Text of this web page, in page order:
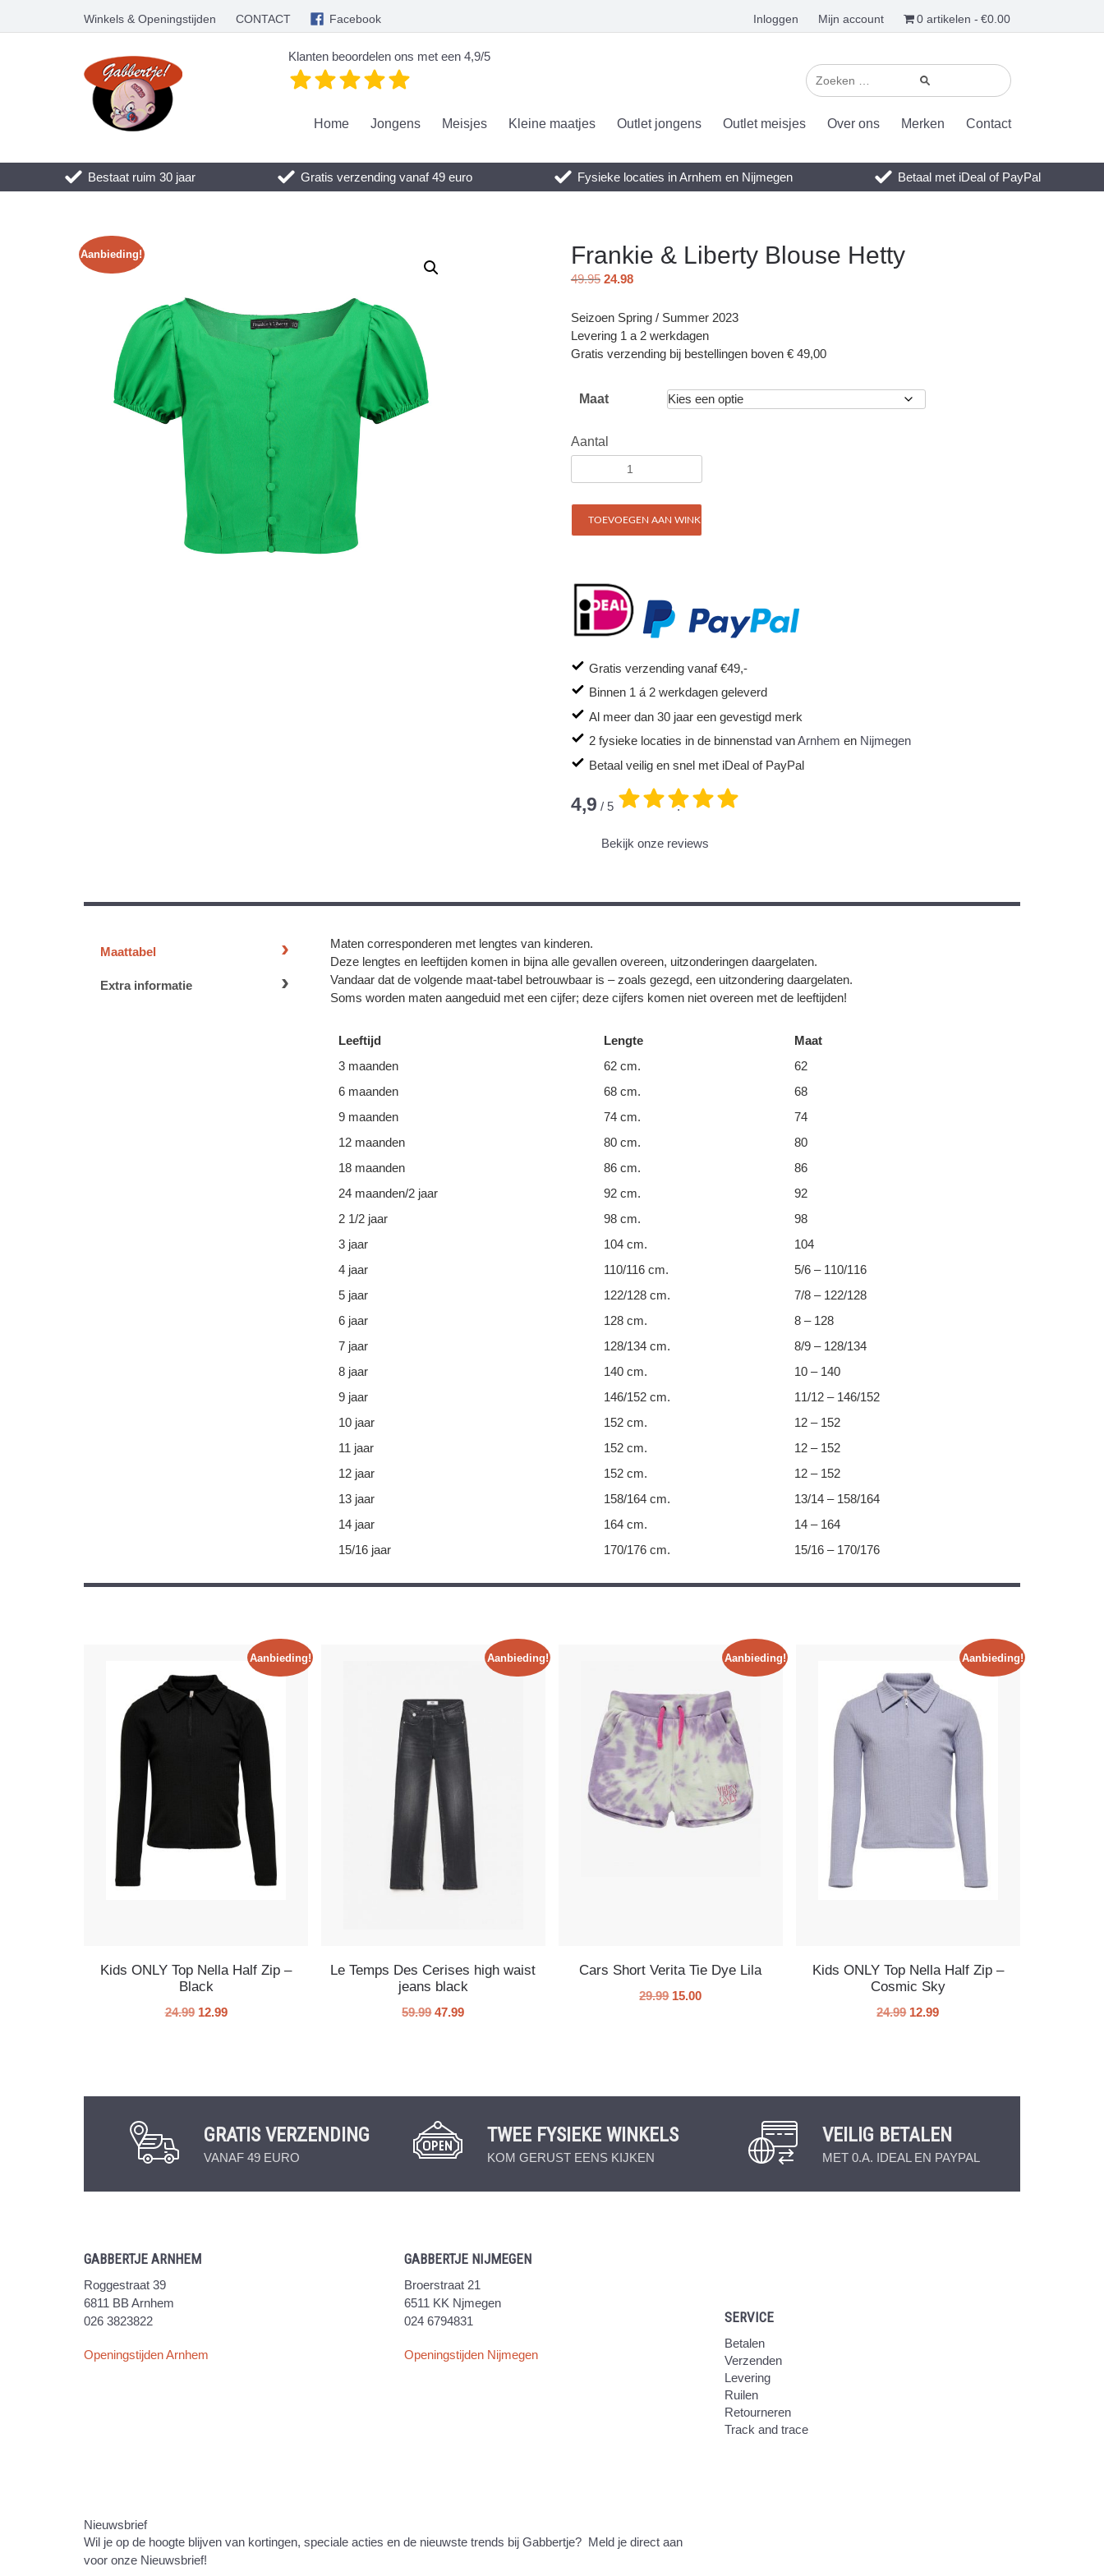
Winkels & Openingstijden CONTACT Facebook Inloggen Mijn account 0 artikelen €0.00
Klanten beoordelen ons met een 4,9/5
Home Jongens Meisjes Kleine maatjes Outlet jongens Outlet meisjes Over ons Merken Contact
Bestaat ruim 30 jaar Gratis verzending vanaf 49 euro Fysieke locaties in Arnhem en Nijmegen Betaal met iDeal of PayPal
Aanbieding! Frankie & Liberty Blouse Hetty
49.95 24.98
Seizoen Spring / Summer 2023
Levering 1 a 2 werkdagen
Gratis verzending bij bestellingen boven € 49,00
Maat
Aantal
TOEVOEGEN AAN WINKELWAGEN
Gratis verzending vanaf €49,-
Binnen 1 á 2 werkdagen geleverd
Al meer dan 30 jaar een gevestigd merk
2 fysieke locaties in de binnenstad vanArnhem en Nijmegen
Betaal veilig en snel met iDeal of PayPal
4,9 / 5 .
Bekijk onze reviews
Maattabel
Extra informatie
Maten corresponderen met lengtes van kinderen.
Deze lengtes en leeftijden komen in bijna alle gevallen overeen, uitzonderingen daargelaten.
Vandaar dat de volgende maat-tabel betrouwbaar is – zoals gezegd, een uitzondering daargelaten.
Soms worden maten aangeduid met een cijfer; deze cijfers komen niet overeen met de leeftijden!
Leeftijd Lengte
Maat
3 maanden
62 cm.
62
6 maanden
68 cm.
68
9 maanden
74 cm.
74
12 maanden
80 cm.
80
18 maanden
86 cm.
86
24 maanden/2 jaar
92 cm.
92
2 1/2 jaar
98 cm.
98
3 jaar
104 cm.
104
4 jaar
110/116 cm.
5/6 – 110/116
5 jaar
122/128 cm.
7/8 – 122/128
6 jaar
128 cm.
8 – 128
7 jaar
128/134 cm.
8/9 – 128/134
8 jaar
140 cm.
10 – 140
9 jaar
146/152 cm.
11/12 – 146/152
10 jaar
152 cm.
12 – 152
11 jaar
152 cm.
12 – 152
12 jaar
152 cm.
12 – 152
13 jaar
158/164 cm.
13/14 – 158/164
14 jaar
164 cm.
14 – 164
15/16 jaar
170/176 cm. 15/16 – 170/176
Aanbieding!
Kids ONLY Top Nella Half Zip –
Black
24.99 12.99
Aanbieding!
Le Temps Des Cerises high waist
jeans black
59.99 47.99
Aanbieding!
Cars Short Verita Tie Dye Lila
29.99 15.00
Aanbieding!
Kids ONLY Top Nella Half Zip –
Cosmic Sky
24.99 12.99
GRATIS VERZENDING
VANAF 49 EURO
TWEE FYSIEKE WINKELS
KOM GERUST EENS KIJKEN
VEILIG BETALEN
MET 0.A. IDEAL EN PAYPAL
GABBERTJE ARNHEM
Roggestraat 39
6811 BB Arnhem
026 3823822
Openingstijden Arnhem
GABBERTJE NIJMEGEN
Broerstraat 21
6511 KK Njmegen
024 6794831
Openingstijden Nijmegen
SERVICE
Betalen
Verzenden
Levering
Ruilen
Retourneren
Track and trace
Nieuwsbrief
Wil je op de hoogte blijven van kortingen, speciale acties en de nieuwste trends bij Gabbertje? Meld je direct aan
voor onze Nieuwsbrief!